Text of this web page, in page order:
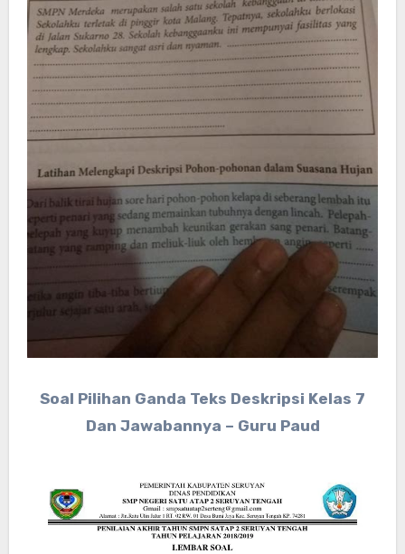
Soal Pilihan Ganda Teks Deskripsi Kelas 7
Dan Jawabannya – Guru Paud